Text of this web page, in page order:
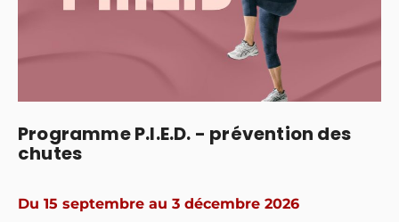
Programme P.I.E.D. - prévention des
chutes
Du 15 septembre au 3 décembre 2026